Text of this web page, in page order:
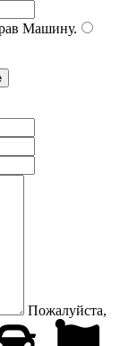
Машину.
Пожалуйста,